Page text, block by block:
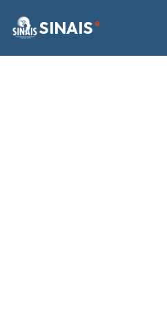
SINAIS ®